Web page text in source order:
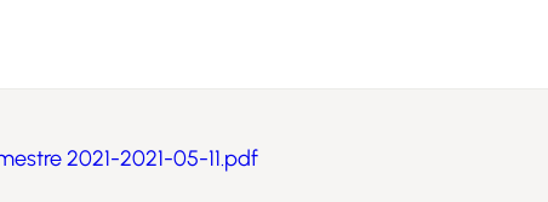
2021-2021-05-11.pdf